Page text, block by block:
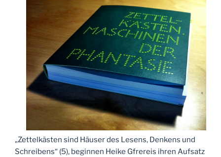
„Zettelkästen sind Häuser des Lesens, Denkens und
Schreibens“ (5), beginnen Heike Gfrereis ihren Aufsatz